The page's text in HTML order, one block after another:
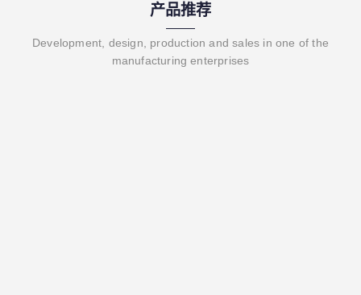
产品推荐
Development, design, production and sales in one of the
manufacturing enterprises